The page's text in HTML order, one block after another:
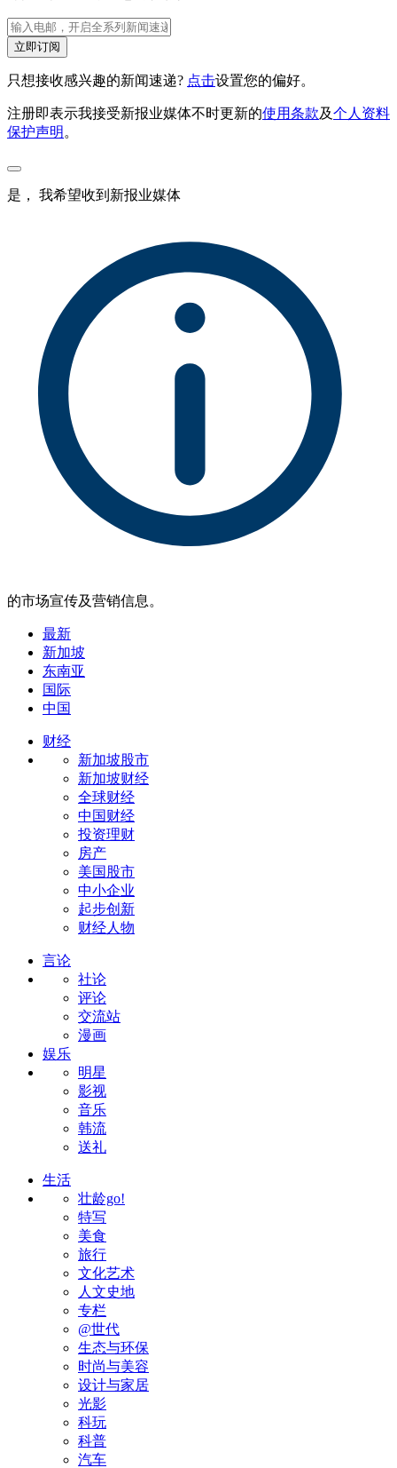
立即订阅
只想接收感兴趣的新闻速递? 点击设置您的偏好。
注册即表示我接受新报业媒体不时更新的使用条款及个人资料
保护声明 。
是， 我希望收到新报业媒体
的市场宣传及营销信息。
最新
新加坡
东南亚
国际
中国
财经
新加坡股市
新加坡财经
全球财经
中国财经
投资理财
房产
美国股市
中小企业
起步创新
财经人物
言论
社论
评论
交流站
漫画
娱乐
明星
影视
音乐
韩流
送礼
生活
壮龄go!
特写
美食
旅行
文化艺术
人文史地
专栏
@世代
生态与环保
时尚与美容
设计与家居
光影
科玩
科普
汽车